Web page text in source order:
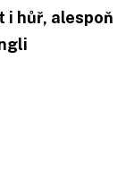
i hůř, alespoň